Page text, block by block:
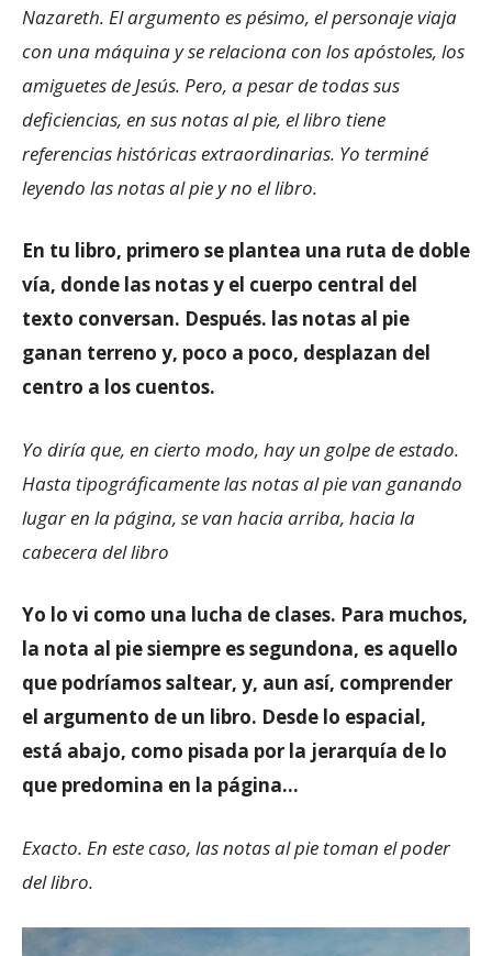
Nazareth. El argumento es pésimo, el personaje viaja
con una máquina y se relaciona con los apóstoles, los
amiguetes de Jesús. Pero, a pesar de todas sus
deficiencias, en sus notas al pie, el libro tiene
referencias históricas extraordinarias. Yo terminé
leyendo las notas al pie y no el libro.
En tu libro, primero se plantea una ruta de doble
vía, donde las notas y el cuerpo central del
texto conversan. Después. las notas al pie
ganan terreno y, poco a poco, desplazan del
centro a los cuentos.
Yo diría que, en cierto modo, hay un golpe de estado.
Hasta tipográficamente las notas al pie van ganando
lugar en la página, se van hacia arriba, hacia la
cabecera del libro
Yo lo vi como una lucha de clases. Para muchos,
la nota al pie siempre es segundona, es aquello
que podríamos saltear, y, aun así, comprender
el argumento de un libro. Desde lo espacial,
está abajo, como pisada por la jerarquía de lo
que predomina en la página…
Exacto. En este caso, las notas al pie toman el poder
del libro.